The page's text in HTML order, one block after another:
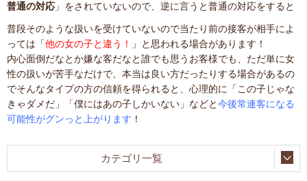
普通の対応 」をされていないので、逆に言うと普通の対応をすると
普段そのような扱いを受けていないので当たり前の接客が相手によ
っては「他の女の子と違う！
」と思われる場合があります！
内心面倒だなとか嫌な客だなと誰でも思うお客様でも、ただ単に女
性の扱いが苦手なだけで、本当は良い方だったりする場合があるの
でそんなタイプの方の信頼を得られると、心理的に「この子じゃな
きゃダメだ」「僕にはあの子しかいない」などと今後常連客になる
可能性がグンっと上がります ！
カテゴリ一覧